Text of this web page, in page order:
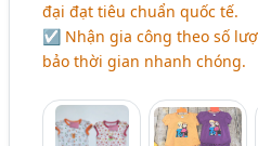
đại đạt tiêu chuẩn quốc tế.
☑ Nhận gia công theo số
bảo thời gian nhanh chóng.